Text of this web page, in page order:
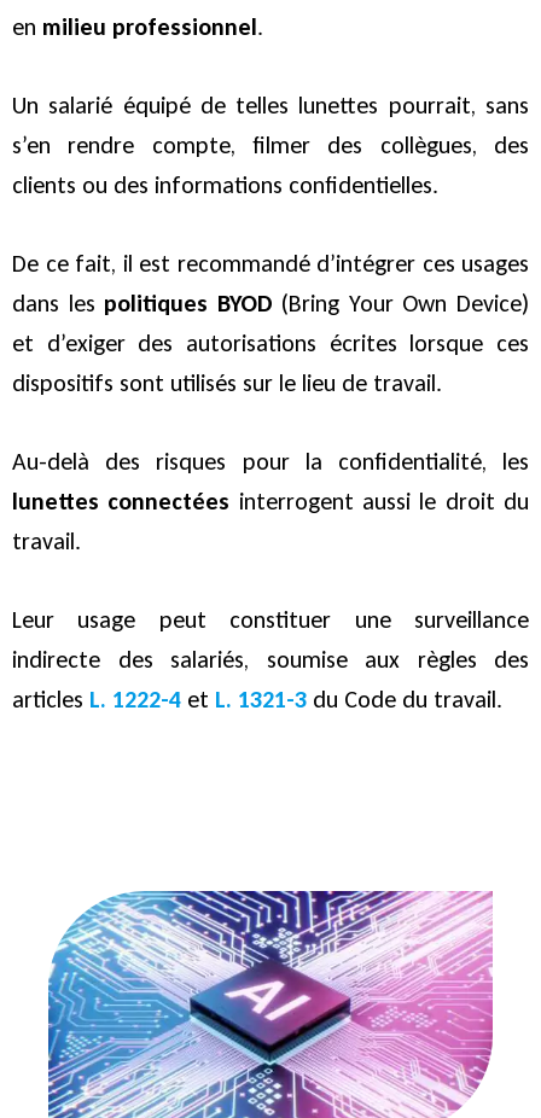
en milieu professionnel.
Un salarié équipé de telles lunettes pourrait, sans
s’en rendre compte, filmer des collègues, des
clients ou des informations confidentielles.
De ce fait, il est recommandé d’intégrer ces usages
dans les politiques BYOD (Bring Your Own Device)
et d’exiger des autorisations écrites lorsque ces
dispositifs sont utilisés sur le lieu de travail.
Au-delà des risques pour la confidentialité, les
lunettes connectées interrogent aussi le droit du
travail.
Leur usage peut constituer une surveillance
indirecte des salariés, soumise aux règles des
articles L. 1222-4 et L. 1321-3 du Code du travail.